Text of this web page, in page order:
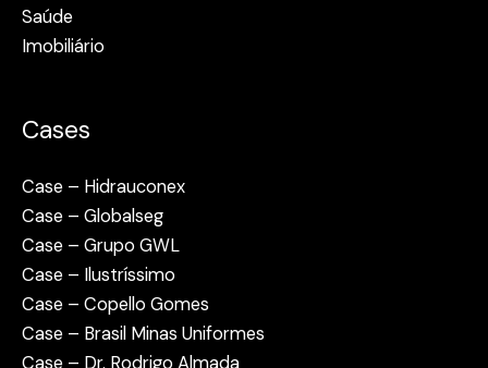
Saúde
Imobiliário
Cases
Case – Hidrauconex
Case – Globalseg
Case – Grupo GWL
Case – Ilustríssimo
Case – Copello Gomes
Case – Brasil Minas Uniformes
Case – Dr. Rodrigo Almada